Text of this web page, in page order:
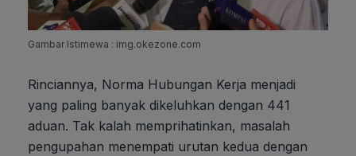
Gambar Istimewa : img.okezone.com
Rinciannya, Norma Hubungan Kerja menjadi
yang paling banyak dikeluhkan dengan 441
aduan. Tak kalah memprihatinkan, masalah
pengupahan menempati urutan kedua dengan